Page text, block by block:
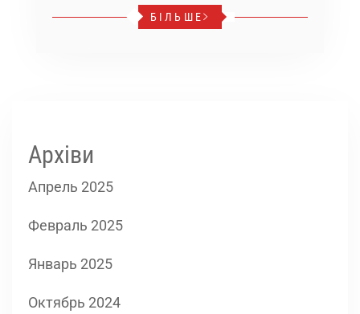
БІЛЬШЕ
Архіви
Апрель 2025
Февраль 2025
Январь 2025
Октябрь 2024